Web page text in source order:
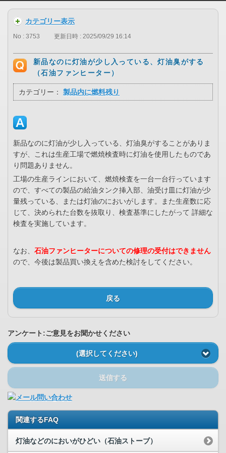
カテゴリー表示
No : 3753 更新日時 : 2025/09/29 16:14
新品なのに灯油が少し入っている、灯油臭がする
（石油ファンヒーター）
カテゴリー： 製品内に燃料残り
新品なのに灯油が少し入っている、灯油臭がすることがありま
すが、これは生産工場で燃焼検査時に灯油を使用したものであ
り問題ありません。
工場の生産ラインにおいて、燃焼検査を一台一台行っています
ので、すべての製品の給油タンク挿入部、油受け皿に灯油が少
量残っている、または灯油のにおいがします。また生産数に応
じて、決められた台数を抜取り、検査基準にしたがって 詳細な
検査を実施しています。
なお、 石油ファンヒーターについての修理の受付はできません
ので、今後は製品買い換えを含めた検討をしてください。
戻る
アンケート:ご意見をお聞かせください
(選択してください)
送信する
関連するFAQ
灯油などのにおいがひどい（石油ストーブ）